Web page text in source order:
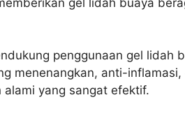
penggunaan gel lidah
menenangkan, anti-inflamasi,
yang sangat efektif.